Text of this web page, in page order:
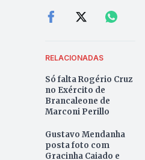
RELACIONADAS
Só falta Rogério Cruz
no Exército de
Brancaleone de
Marconi Perillo
Gustavo Mendanha
posta foto com
Gracinha Caiado e